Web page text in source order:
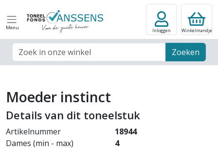
Menu
Zoek veld Zoeken
Inloggen Winkelmandje
Moeder instinct
Details van dit toneelstuk
Artikelnummer
18944
Dames (min - max)
4